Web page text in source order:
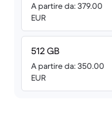
A partire da: 379.00
EUR
512 GB
A partire da: 350.00
EUR